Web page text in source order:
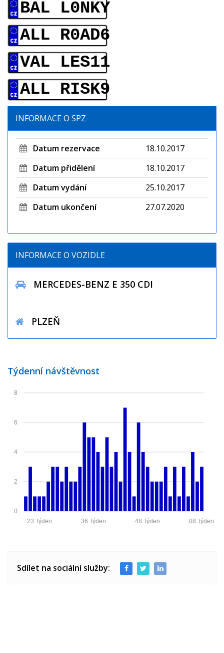
BAL L0NKY
ALL R0AD6
VAL LES11
ALL RISK9
INFORMACE O SPZ
Datum rezervace
18.10.2017
Datum přidělení
18.10.2017
Datum vydání
25.10.2017
Datum ukončení
27.07.2020
INFORMACE O VOZIDLE
MERCEDES-BENZ E 350 CDI
PLZEŇ
Týdenní návštěvnost
0
2
4
6
8
08. týden
48. týden
36. týden
23. týden
Sdílet na sociální služby: